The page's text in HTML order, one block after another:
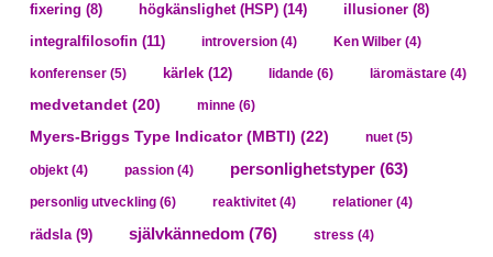
fixering (8) högkänslighet (HSP) (14) illusioner (8)
integralfilosofin (11) introversion (4) Ken Wilber (4)
konferenser (5) kärlek (12) lidande (6) läromästare (4)
medvetandet (20) minne (6)
Myers-Briggs Type Indicator (MBTI) (22) nuet (5)
objekt (4) passion (4) personlighetstyper (63)
personlig utveckling (6) reaktivitet (4) relationer (4)
rädsla(9) självkännedom (76) stress (4)